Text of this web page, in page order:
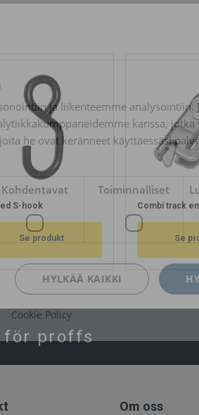
S-hook
Se produkt
Combi track
Se
för proffs
Om oss
ja liikenteemme analysointiin.
kanssa, jotka
he ovat keränneet käyttäessäsi
Kohdentavat Toiminnalliset
HYLKÄÄ KAIKKI
Cookie Policy